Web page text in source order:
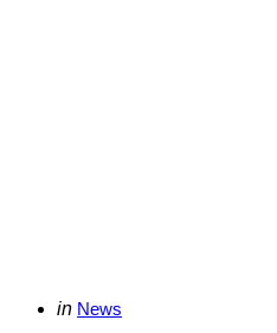
Categories
Posted
in News